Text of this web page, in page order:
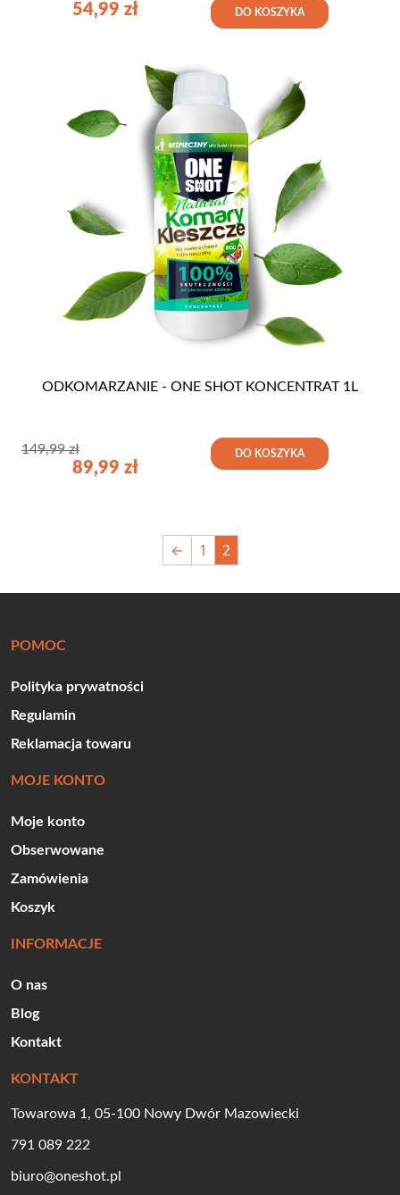
54,99 zł DO KOSZYKA
ODKOMARZANIE - ONE SHOT KONCENTRAT 1L
149,99zł
89,99 zł
DO KOSZYKA
← 1 2
POMOC
Polityka prywatności
Regulamin
Reklamacja towaru
MOJE KONTO
Moje konto
Obserwowane
Zamówienia
Koszyk
INFORMACJE
O nas
Blog
Kontakt
KONTAKT
Towarowa 1, 05-100 Nowy Dwór Mazowiecki
791 089 222
biuro@oneshot.pl